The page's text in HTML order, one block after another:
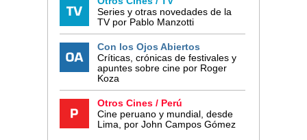
Series y otras novedades de la
TV por Pablo Manzotti
Con los Ojos Abiertos
Críticas, crónicas de festivales y
apuntes sobre cine por Roger
Koza
Otros Cines / Perú
Cine peruano y mundial, desde
Lima, por John Campos Gómez